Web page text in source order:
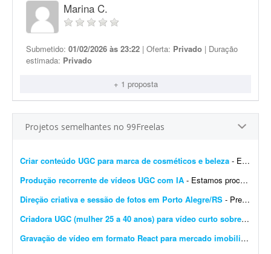
Marina C.
Submetido: 01/02/2026 às 23:22 | Oferta: Privado | Duração
estimada: Privado
+ 1 proposta
Projetos semelhantes no 99Freelas
Criar conteúdo UGC para marca de cosméticos e beleza - Estamos procurando criadoras UGC para produzir vídeos de beleza e cosméticos para a marca Rainha Nativa. - Nicho: beleza e cosméticos - Conteúdos: naturais, demonstra&c...
Produção recorrente de vídeos UGC com IA - Estamos procurando um(a) profissional para produção recorrente de **vídeos UGC com Inteligência Artificial para anúncios de e-commerce**. Os vídeos dever&a...
Direção criativa e sessão de fotos em Porto Alegre/RS - Preciso de um profissional com olhar contemporâneo para a fotografia e referências em design e arquitetura para fotografar os 4 sócios da minha marca de móveis de design. ...
Criadora UGC (mulher 25 a 40 anos) para vídeo curto sobre viagem
Gravação de vídeo em formato React para mercado imobiliário